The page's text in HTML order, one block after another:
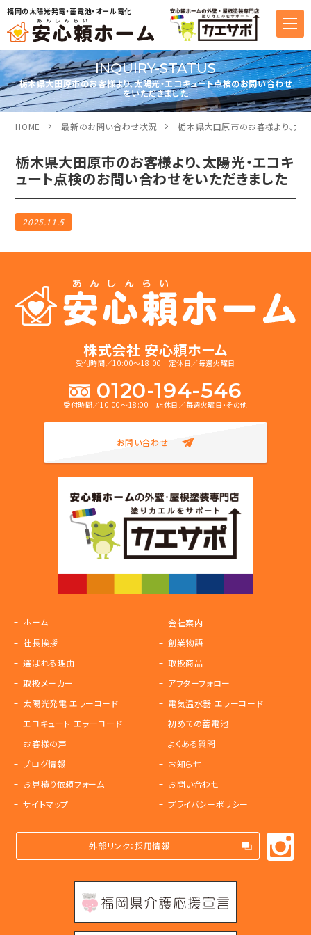
福岡の太陽光発電・蓄電池・オール電化
INQUIRY-STATUS
栃木県大田原市のお客様より、太陽光・エコキュート点検のお問い合わせ
をいただきました
HOME 最新のお問い合わせ状況 栃木県大田原市のお客様より、太
栃木県大田原市のお客様より、太陽光・エコキ
ュート点検のお問い合わせをいただきました
2025.11.5
株式会社 安心頼ホーム
受付時間／10:00～18:00 定休日／毎週火曜日
0120-194-546
受付時間／10:00～18:00 店休日／毎週火曜日・その他
お問い合わせ
ホーム
会社案内
社長挨拶
創業物語
選ばれる理由
取扱商品
取扱メーカー
アフターフォロー
太陽光発電 エラーコード
電気温水器 エラーコード
エコキュート エラーコード
初めての蓄電池
お客様の声
よくある質問
ブログ情報
お知らせ
お見積り依頼フォーム
お問い合わせ
サイトマップ
プライバシーポリシー
外部リンク：採用情報